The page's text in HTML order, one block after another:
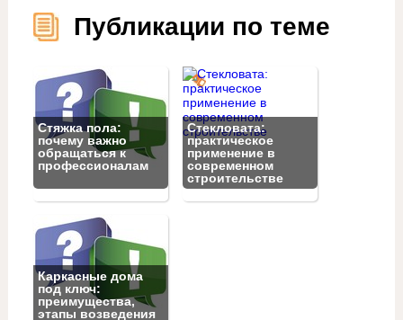
Публикации по теме
Стяжка пола:
почему важно
обращаться к
профессионалам
Стекловата:
практическое
применение в
современном
строительстве
Каркасные дома
под ключ:
преимущества,
этапы возведения